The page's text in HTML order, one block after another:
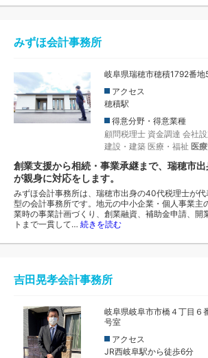
みずほ会計事務所
岐阜県瑞穂市穂積1792番地
アクセス
穂積駅
得意分野・得意業種
顧問税理士 資金調達 会社
建設・建築 医療・福祉 医
創業支援から相続・事業承継まで、瑞穂市
が親身に対応をします。
みずほ会計事務所は、瑞穂市出身の40代税理士が
型の会計事務所です。地元の中小企業・個人事業主
業時の事業計画づくり、創業融資、補助金申請、開
トまで一貫して… 続きを読む
吉田晃孝会計事務所
岐阜県岐阜市市橋４丁目
号室
アクセス
JR西岐阜駅から徒歩6分